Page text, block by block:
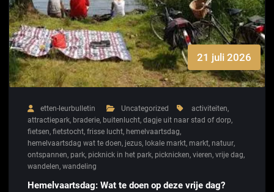
21 juli 2026
etten-leurbulletin Uncategorized activiteiten,
attractiepark, braderie, buitenlucht, dagje uit naar stad of dorp,
fietsen, fietstocht, frisse lucht, hemelvaartsdag,
hemelvaartsdag wat te doen, jezus, lokale markt, markt, natuur,
ontspannen, park, picknick in het park, picknicken, vieren, vrije dag,
wandelen, wandeling
Hemelvaartsdag: Wat te doen op deze vrije dag?